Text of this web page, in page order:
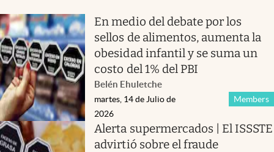
En medio del debate por los
sellos de alimentos, aumenta la
obesidad infantil y se suma un
costo del 1% del PBI
Belén Ehuletche
Members
martes, 14 de Julio de
2026
Alerta supermercados | El ISSSTE
advirtió sobre el fraude